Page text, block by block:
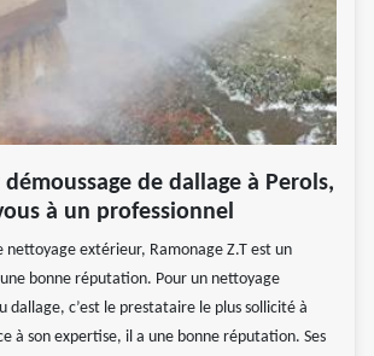
de dallage à Perols,
à un professionnel
nettoyage extérieur, Ramonage Z.T est un
bonne réputation. Pour un nettoyage
dallage, c’est le prestataire le plus sollicité à
à son expertise, il a une bonne réputation. Ses